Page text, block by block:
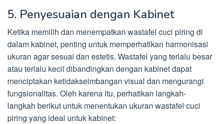
5. Penyesuaian dengan Kabinet
Ketika memilih dan menempatkan wastafel cuci piring di
dalam kabinet, penting untuk memperhatikan harmonisasi
ukuran agar sesuai dan estetis. Wastafel yang terlalu besar
atau terlalu kecil dibandingkan dengan kabinet dapat
menciptakan ketidakseimbangan visual dan mengurangi
fungsionalitas. Oleh karena itu, perhatikan langkah-
langkah berikut untuk menentukan ukuran wastafel cuci
piring yang ideal untuk kabinet: